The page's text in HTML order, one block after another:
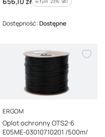
Dostępność:Dostępne
PRODUCENT
ERGOM
Oplot ochronny OTS2-6
E05ME-03010710201 /500m/